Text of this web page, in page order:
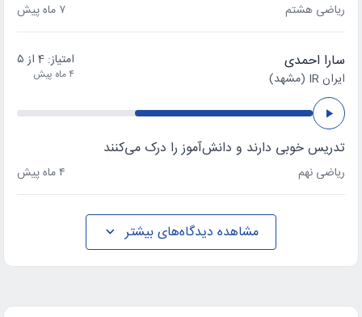
ریاضی هشتم
سارا احمدی
ایران IR (مشهد)
امتیاز: 4 از ۵
تدریس خوبی دارند و دانش‌آموز را درک می‌کنند
ریاضی نهم
مشاهده دیدگاه‌های بیشتر